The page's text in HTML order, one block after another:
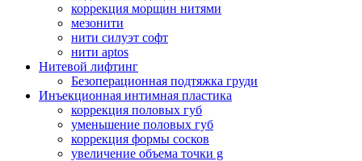
коррекция морщин нитями
мезонити
нити силуэт софт
нити aptos
Нитевой лифтинг
Безоперационная подтяжка груди
Инъекционная интимная пластика
коррекция половых губ
уменьшение половых губ
коррекция формы сосков
увеличение объема точки g